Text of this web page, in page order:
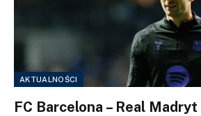
AKTUALNOŚCI
FC Barcelona – Real